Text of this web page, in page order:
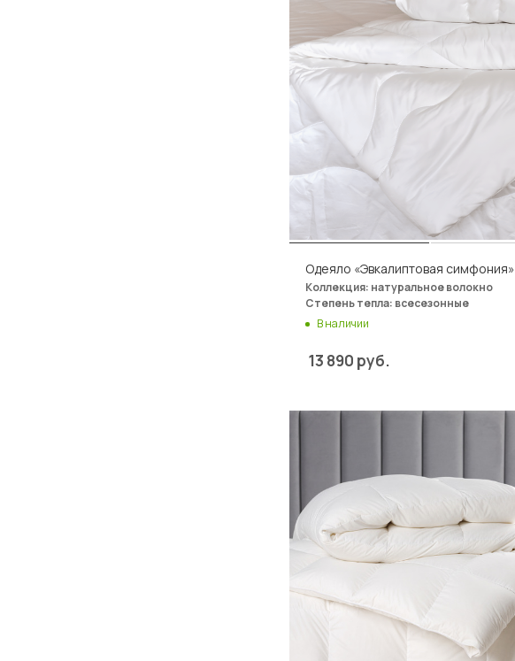
Одеяло «Эвкалиптовая симфония»
Коллекция: натуральное волокно
Степень тепла: всесезонные
В наличии
13 890 руб.